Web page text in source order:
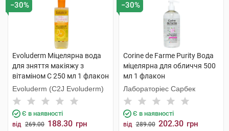
−30%
Evoluderm Міцелярна вода
для зняття макіяжу з
вітаміном C 250 мл 1 флакон
Evoluderm (C2J Evoluderm)
Є в наявності
від 269.00 188.30 грн
−30%
Corine de Farme Purity Вода
міцелярна для обличчя 500
мл 1 флакон
Лабораторіес Сарбек
Є в наявності
від 289.00 202.30 грн